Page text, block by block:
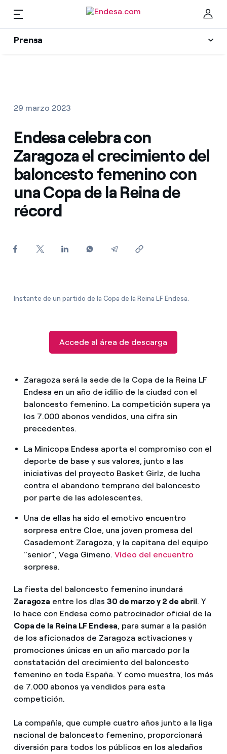
Prensa
Prensa
Encuentra la tarifa que más te conviene
Compara nuestras tarifas de empresa y ahorra
Por cada kWh que ahorres, te descontamos otro
Recursos
Colecciones
Contactos prensa
ES
29 marzo 2023
Endesa celebra con
Zaragoza el crecimiento del
baloncesto femenino con
una Copa de la Reina de
récord
Instante de un partido de la Copa de la Reina LF Endesa.
Accede al área de descarga
Zaragoza será la sede de la Copa de la Reina LF
Endesa en un año de idilio de la ciudad con el
baloncesto femenino. La competición supera ya
los 7.000 abonos vendidos, una cifra sin
precedentes.
La Minicopa Endesa aporta el compromiso con el
deporte de base y sus valores, junto a las
iniciativas del proyecto Basket Girlz, de lucha
contra el abandono temprano del baloncesto
por parte de las adolescentes.
Una de ellas ha sido el emotivo encuentro
sorpresa entre Cloe, una joven promesa del
Casademont Zaragoza, y la capitana del equipo
“senior”, Vega Gimeno. Vídeo del encuentro
sorpresa.
La fiesta del baloncesto femenino inundará
Zaragoza entre los días30 de marzo y 2 de abril. Y
lo hace con Endesa como patrocinador oficial de la
Copa de la Reina LF Endesa, para sumar a la pasión
de los aficionados de Zaragoza activaciones y
promociones únicas en un año marcado por la
constatación del crecimiento del baloncesto
femenino en toda España. Y como muestra, los más
de 7.000 abonos ya vendidos para esta
competición.
La compañía, que cumple cuatro años junto a la liga
nacional de baloncesto femenino, proporcionará
diversión para todos los públicos en los aledaños